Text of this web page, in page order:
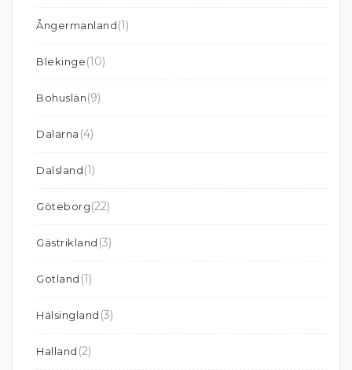
Ångermanland(1)
Blekinge(10)
Bohuslän(9)
Dalarna (4)
Dalsland(1)
Göteborg(22)
Gästrikland (3)
Gotland (1)
Hälsingland (3)
Halland (2)